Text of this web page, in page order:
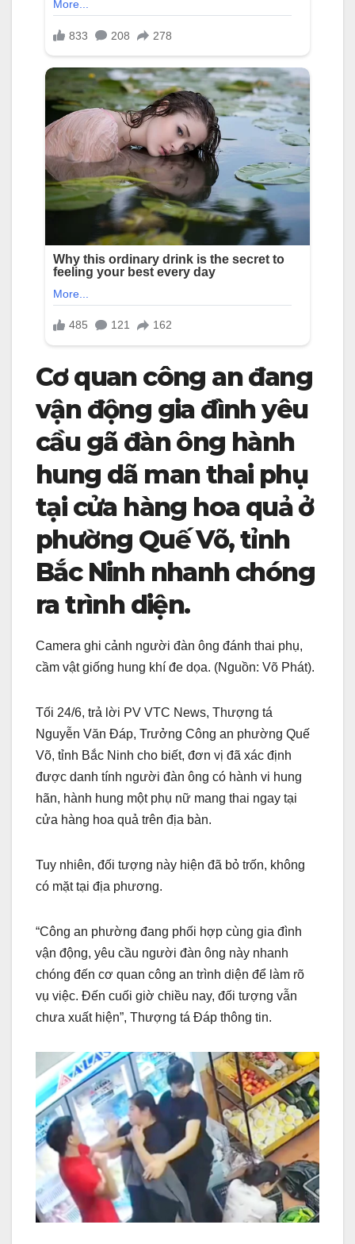
Cơ quan công an đang
vận động gia đình yêu
cầu gã đàn ông hành
hung dã man thai phụ
tại cửa hàng hoa quả ở
phường Quế Võ, tỉnh
Bắc Ninh nhanh chóng
ra trình diện.
Camera ghi cảnh người đàn ông đánh thai phụ,
cầm vật giống hung khí đe dọa. (Nguồn: Võ Phát).
Tối 24/6, trả lời PV VTC News, Thượng tá
Nguyễn Văn Đáp, Trưởng Công an phường Quế
Võ, tỉnh Bắc Ninh cho biết, đơn vị đã xác định
được danh tính người đàn ông có hành vi hung
hãn, hành hung một phụ nữ mang thai ngay tại
cửa hàng hoa quả trên địa bàn.
Tuy nhiên, đối tượng này hiện đã bỏ trốn, không
có mặt tại địa phương.
“Công an phường đang phối hợp cùng gia đình
vận động, yêu cầu người đàn ông này nhanh
chóng đến cơ quan công an trình diện để làm rõ
vụ việc. Đến cuối giờ chiều nay, đối tượng vẫn
chưa xuất hiện”, Thượng tá Đáp thông tin.